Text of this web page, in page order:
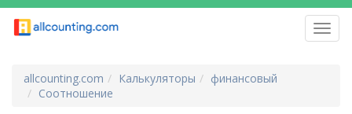
allcounting.com Калькуляторы
финансовый
Соотношение